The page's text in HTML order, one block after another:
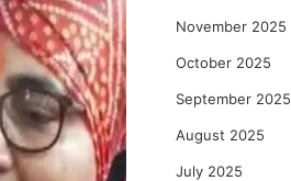
November 2025
October 2025
September 2025
August 2025
July 2025